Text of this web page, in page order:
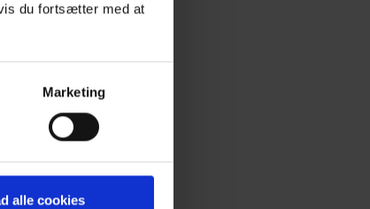
du fortsætter med at
Marketing
alle cookies